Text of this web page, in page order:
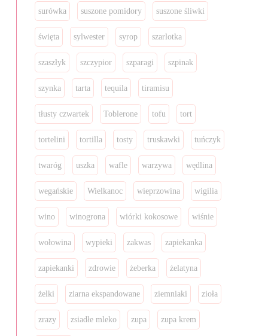
surówka suszone pomidory suszone śliwki
święta sylwester syrop szarlotka
szaszłyk szczypior szparagi szpinak
szynka tarta tequila tiramisu
tłusty czwartek Toblerone tofu tort
tortelini tortilla tosty truskawki tuńczyk
twaróg uszka wafle warzywa wędlina
wegańskie Wielkanoc wieprzowina wigilia
wino winogrona wiórki kokosowe wiśnie
wołowina wypieki zakwas zapiekanka
zapiekanki zdrowie żeberka żelatyna
żelki ziarna ekspandowane ziemniaki zioła
zrazy zsiadłe mleko zupa zupa krem